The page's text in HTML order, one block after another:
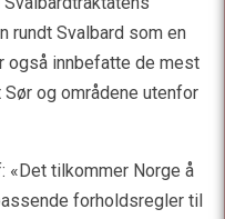
rundt Svalbard som en
også innbefatte de mest
og områdene utenfor
«Det tilkommer Norge å
forholdsregler til